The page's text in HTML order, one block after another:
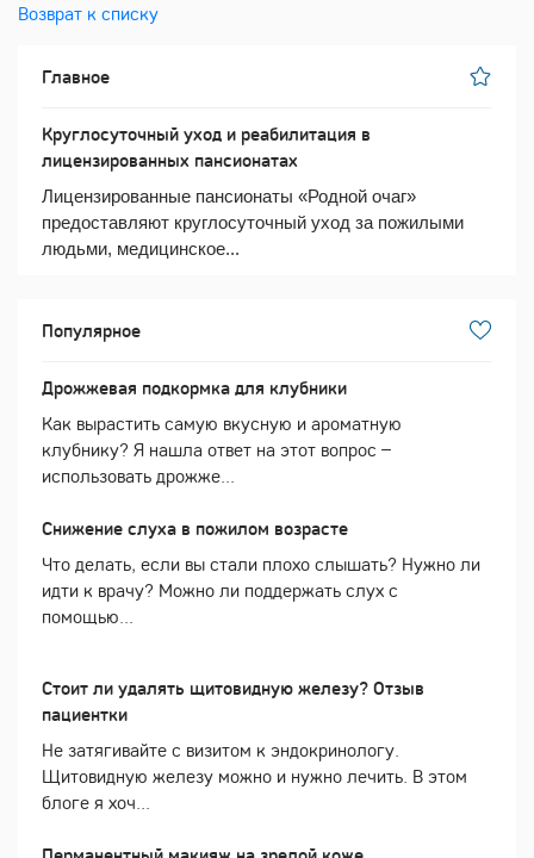
Возврат к списку
Главное
Круглосуточный уход и реабилитация в
лицензированных пансионатах
Лицензированные пансионаты «Родной очаг»
предоставляют круглосуточный уход за пожилыми
людьми, медицинское...
Популярное
Дрожжевая подкормка для клубники
Как вырастить самую вкусную и ароматную
клубнику? Я нашла ответ на этот вопрос –
использовать дрожже...
Снижение слуха в пожилом возрасте
Что делать, если вы стали плохо слышать? Нужно ли
идти к врачу? Можно ли поддержать слух с
помощью...
Стоит ли удалять щитовидную железу? Отзыв
пациентки
Не затягивайте с визитом к эндокринологу.
Щитовидную железу можно и нужно лечить. В этом
блоге я хоч...